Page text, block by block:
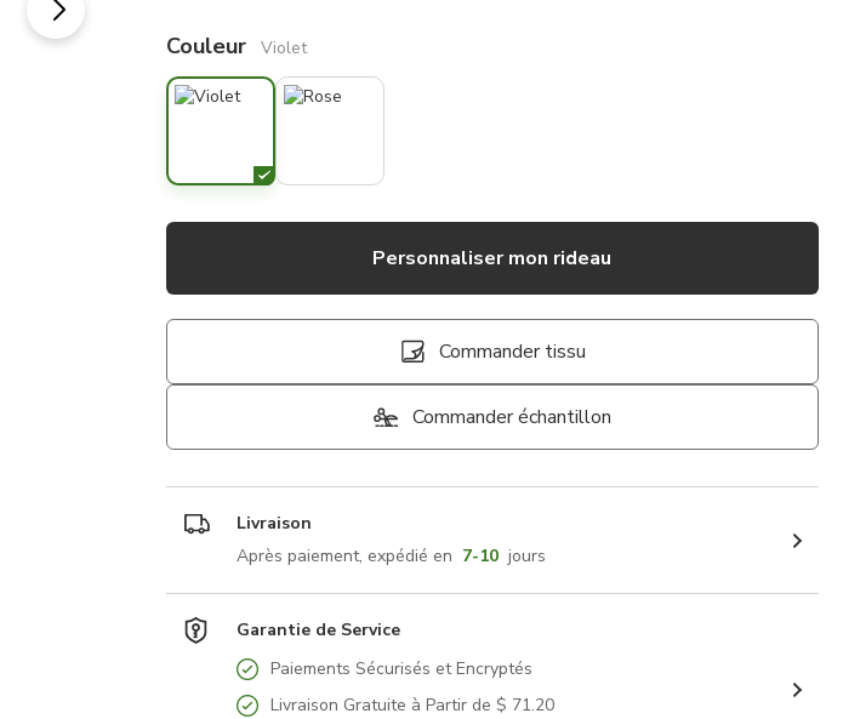
Couleur Violet
Personnaliser mon rideau
Commander tissu
Commander échantillon
Livraison
Après paiement, expédié en 7-10 jours
Garantie de Service
Paiements Sécurisés et Encryptés
Livraison Gratuite à Partir de $ 71.20